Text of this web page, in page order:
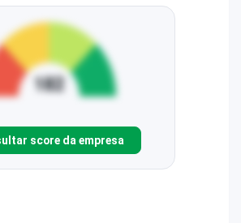
score da empresa